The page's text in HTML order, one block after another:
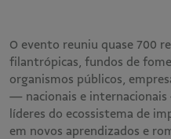
O evento reuniu quase 700
filantrópicas, fundos de
organismos públicos,
— nacionais e
líderes do ecossistema de
em novos aprendizados e